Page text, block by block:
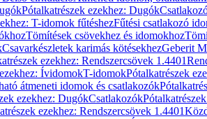
Pótalkatrészek ezekhez: Dugók
T-idomok fűtéshezFűtési csatlakozó
Tömítések csövekhez és idomokhoz
Csavarkészletek karimás kötésekhezGeberit
ezekhez: Rendszercsövek 1.4401
ÍvidomokT-idomokPótalkatrészek
átmeneti idomok és csatlakozók
ezekhez: DugókCsatlakozók
ezekhez: Rendszercsövek 1.4401